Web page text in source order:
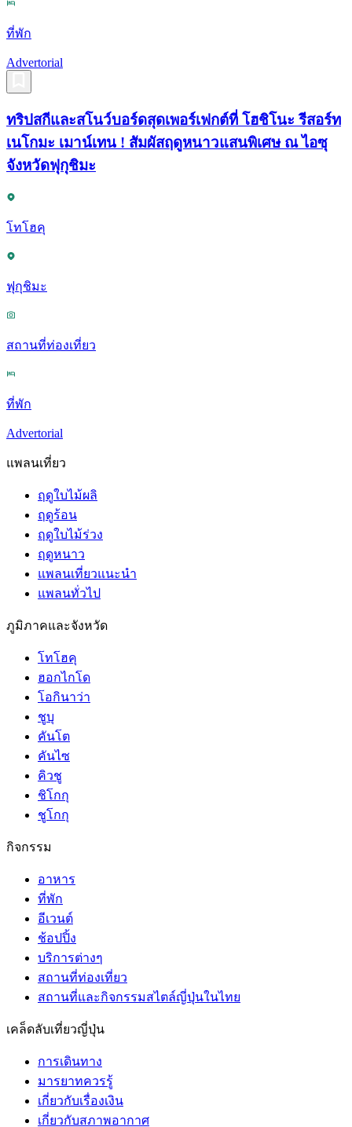
ที่พัก
Advertorial
ทริปสกีและสโนว์บอร์ดสุดเพอร์เฟกต์ที่ โฮชิโนะ รีสอร์ท
เนโกมะ เมาน์เทน ! สัมผัสฤดูหนาวแสนพิเศษ ณ ไอซุ
จังหวัดฟุกุชิมะ
โทโฮคุ
ฟุกุชิมะ
สถานที่ท่องเที่ยว
ที่พัก
Advertorial
แพลนเที่ยว
ฤดูใบไม้ผลิ
ฤดูร้อน
ฤดูใบไม้ร่วง
ฤดูหนาว
แพลนเที่ยวแนะนำ
แพลนทั่วไป
ภูมิภาคและจังหวัด
โทโฮคุ
ฮอกไกโด
โอกินาว่า
ชูบุ
คันโต
คันไซ
คิวชู
ชิโกกุ
ชูโกกุ
กิจกรรม
อาหาร
ที่พัก
อีเวนต์
ช้อปปิ้ง
บริการต่างๆ
สถานที่ท่องเที่ยว
สถานที่และกิจกรรมสไตล์ญี่ปุ่นในไทย
เคล็ดลับเที่ยวญี่ปุ่น
การเดินทาง
มารยาทควรรู้
เกี่ยวกับเรื่องเงิน
เกี่ยวกับสภาพอากาศ